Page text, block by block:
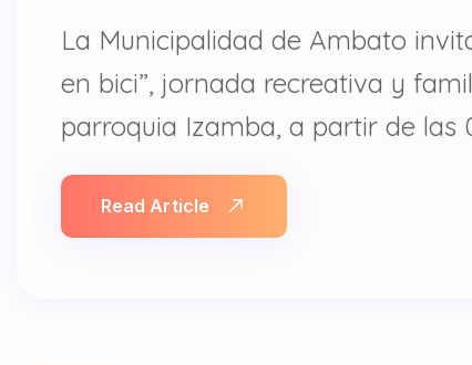
La Municipalidad de Ambato
en bici”, jornada recreativa y
parroquia Izamba, a partir de las
Read Article